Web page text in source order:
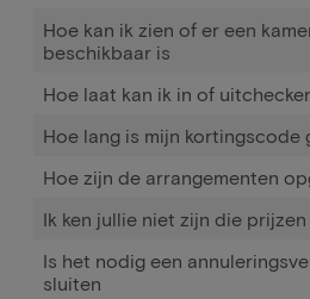
Hoe kan ik zien of er een
beschikbaar is
Hoe laat kan ik in of
Hoe lang is mijn kortingscode
Hoe zijn de arrangementen
Ik ken jullie niet zijn die
Is het nodig een
sluiten